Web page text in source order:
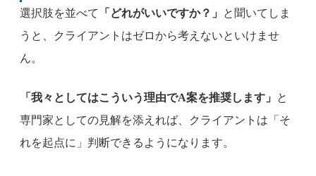
選択肢を並べて 「どれがいいですか？」
と聞いてしま
うと、クライアントはゼロから考えないといけませ
ん。
「我々としてはこういう理由でA案を推奨します」
と
専門家としての見解を添えれば、クライアントは「そ
れを起点に」判断できるようになります。